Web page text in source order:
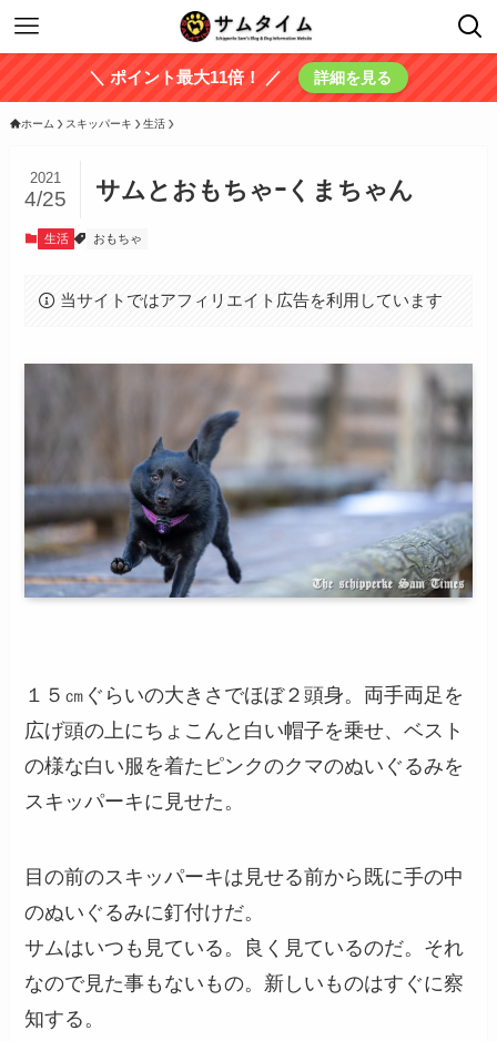
＼ ポイント最大11倍！ ／ 詳細を見る
ホーム スキッパーキ 生活
サムとおもちゃｰくまちゃん
2021
4/25
生活 おもちゃ
当サイトではアフィリエイト広告を利用しています
１５㎝ぐらいの大きさでほぼ２頭身。両手両足を
広げ頭の上にちょこんと白い帽子を乗せ、ベスト
の様な白い服を着たピンクのクマのぬいぐるみを
スキッパーキに見せた。
目の前のスキッパーキは見せる前から既に手の中
のぬいぐるみに釘付けだ。
サムはいつも見ている。良く見ているのだ。それ
なので見た事もないもの。新しいものはすぐに察
知する。